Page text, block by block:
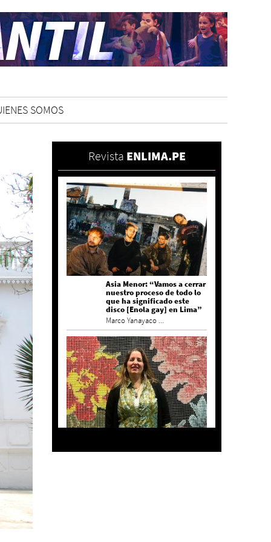
SOMOS
Revista ENLIMA.PE
Asia Menor: “Vamos a cerrar
nuestro proceso de todo lo
que ha significado este
disco [Enola gay] en Lima”
Marco Yanayaco ...
país es Milei”